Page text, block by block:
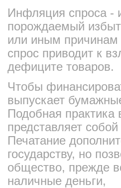
Инфляция спроса -
порождаемый
или иным причинам
спрос приводит к
дефиците товаров.
Чтобы
выпускает
Подобная практика
представляет
Печатание
государству, но
общество, прежде
наличные деньги,